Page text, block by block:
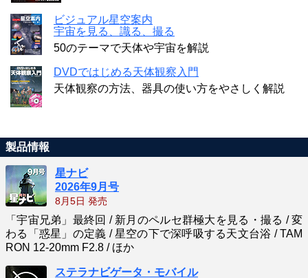
ビジュアル星空案内
宇宙を見る、識る、撮る
50のテーマで天体や宇宙を解説
DVDではじめる天体観察入門
天体観察の方法、器具の使い方をやさしく解説
製品情報
星ナビ
2026年9月号
8月5日 発売
「宇宙兄弟」最終回 / 新月のペルセ群極大を見る・撮る / 変
わる「惑星」の定義 / 星空の下で深呼吸する天文台浴 / TAM
RON 12-20mm F2.8 / ほか
ステラナビゲータ・モバイル